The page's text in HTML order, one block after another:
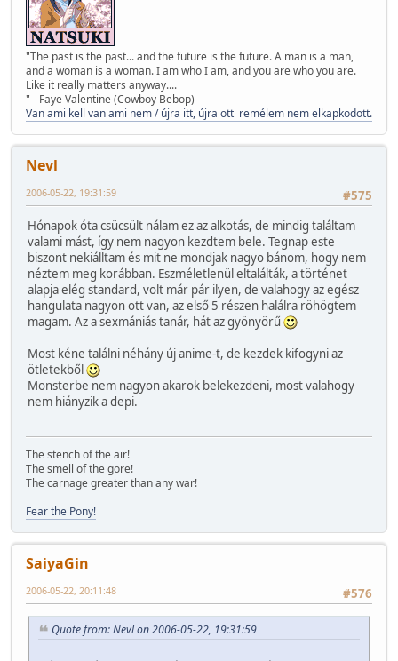
"The past is the past... and the future is the future. A man is a man,
and a woman is a woman. I am who I am, and you are who you are.
Like it really matters anyway....
" - Faye Valentine (Cowboy Bebop)
Van ami kell van ami nem / újra itt, újra ott remélem nem elkapkodott.
Nevl
#575
2006-05-22, 19:31:59
Hónapok óta csücsült nálam ez az alkotás, de mindig találtam
valami mást, így nem nagyon kezdtem bele. Tegnap este
biszont nekiálltam és mit ne mondjak nagyo bánom, hogy nem
néztem meg korábban. Eszméletlenül eltalálták, a történet
alapja elég standard, volt már pár ilyen, de valahogy az egész
hangulata nagyon ott van, az első 5 részen halálra röhögtem
magam. Az a sexmániás tanár, hát az gyönyörű
Most kéne találni néhány új anime-t, de kezdek kifogyni az
ötletekből
Monsterbe nem nagyon akarok belekezdeni, most valahogy
nem hiányzik a depi.
The stench of the air!
The smell of the gore!
The carnage greater than any war!
Fear the Pony!
SaiyaGin
#576
2006-05-22, 20:11:48
Quote from: Nevl on 2006-05-22, 19:31:59